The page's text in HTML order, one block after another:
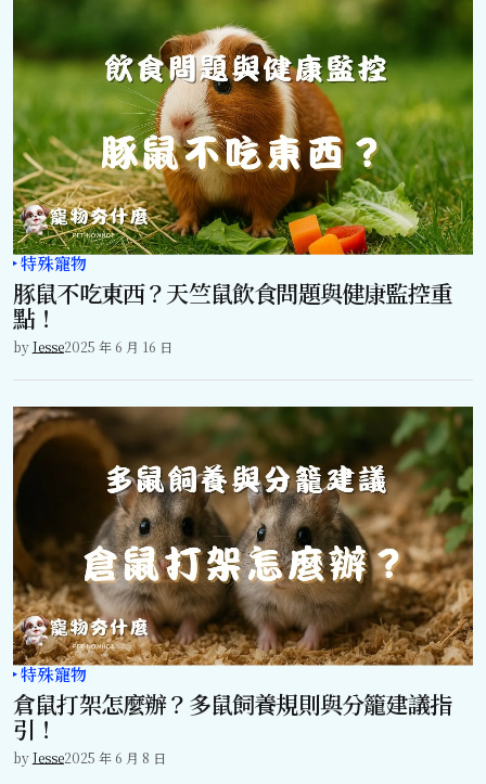
特殊寵物
豚鼠不吃東西？天竺鼠飲食問題與健康監控重
點！
byJesse2025 年 6 月 16 日
特殊寵物
倉鼠打架怎麼辦？多鼠飼養規則與分籠建議指
引！
byJesse2025 年 6 月 8 日